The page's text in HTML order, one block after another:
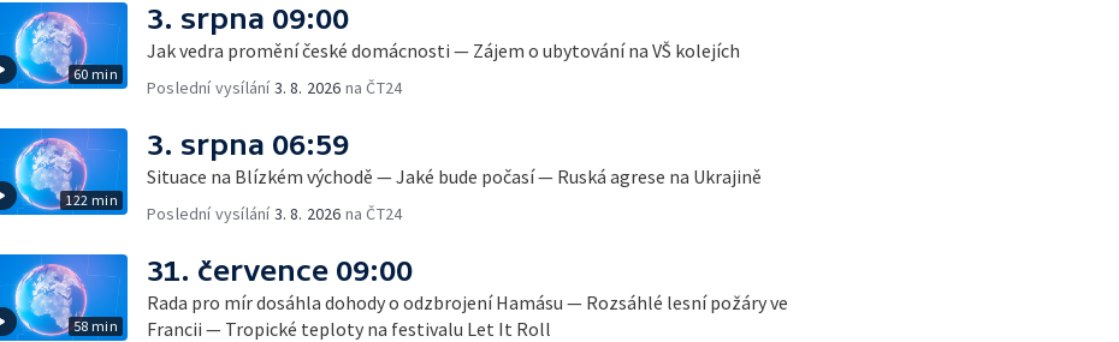
60 min
3. srpna 09:00
Jak vedra promění české domácnosti — Zájem o ubytování na VŠ kolejích
Poslední vysílání3. 8. 2026 na ČT24
122 min
3. srpna 06:59
Situace na Blízkém východě — Jaké bude počasí — Ruská agrese na Ukrajině
Poslední vysílání3. 8. 2026 na ČT24
58 min
31. července 09:00
Rada pro mír dosáhla dohody o odzbrojení Hamásu — Rozsáhlé lesní požáry ve
Francii — Tropické teploty na festivalu Let It Roll